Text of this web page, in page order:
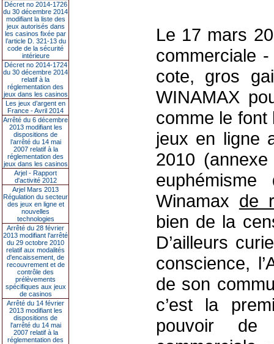
Décret no 2014-1726
du 30 décembre 2014
modifiant la liste des
jeux autorisés dans
les casinos fixée par
l’article D. 321-13 du
code de la sécurité
intérieure
Décret no 2014-1724
du 30 décembre 2014
relatif à la
réglementation des
jeux dans les casinos
Les jeux d’argent en
France - Avril 2014
Arrêté du 6 décembre
2013 modifiant les
dispositions de
l’arrêté du 14 mai
2007 relatif à la
réglementation des
jeux dans les casinos
Arjel - Rapport
d'activité 2012
Arjel Mars 2013
Régulation du secteur
des jeux en ligne et
nouvelles
technologies
Arrêté du 28 février
2013 modifiant l'arrêté
du 29 octobre 2010
relatif aux modalités
d'encaissement, de
recouvrement et de
contrôle des
prélèvements
spécifiques aux jeux
de casinos
Arrêté du 14 février
2013 modifiant les
dispositions de
l'arrêté du 14 mai
2007 relatif à la
réglementation des
Le 17 mars
commerciale
cote, gros
WINAMAX
comme le font
jeux en ligne
2010
Winamax de
bien de la
D’ailleurs
conscience,
de son
c’est la
pouvoir de